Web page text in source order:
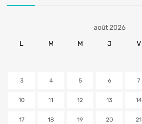
août 2026
L
M M J V
3 4 5 6 7
10 11 12 13 14
17 18 19 20 21